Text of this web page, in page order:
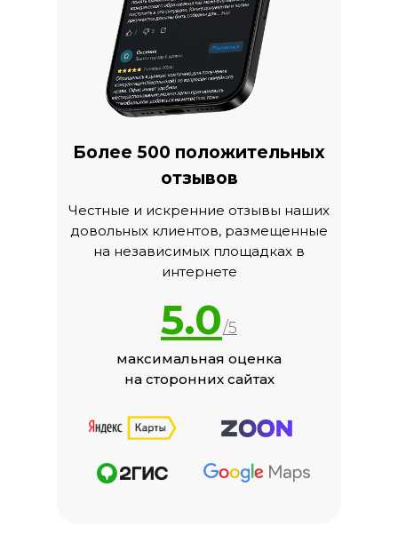
5.0/5
максимальная оценка
на сторонних сайтах
Честные и искренние отзывы наших
довольных клиентов, размещенные
на независимых площадках в
интернете
Более 500 положительных
отзывов